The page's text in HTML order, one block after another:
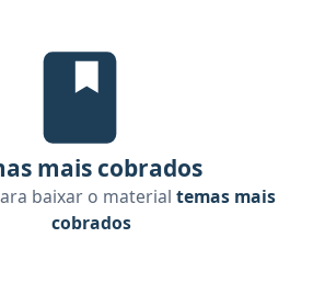
Temas mais cobrados, material
mais cobrados
baixar o material temas mais
cobrados